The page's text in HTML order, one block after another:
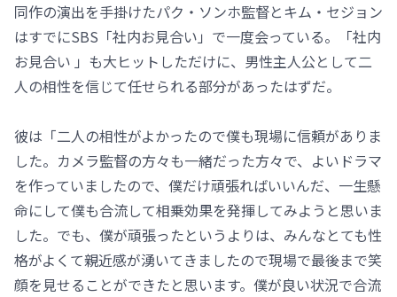
同作の演出を手掛けたパク・ソンホ監督とキム・セジョン
はすでにSBS「社内お見合い」で一度会っている。「社内
お見合い 」も大ヒットしただけに、男性主人公として二
人の相性を信じて任せられる部分があったはずだ。
彼は「二人の相性がよかったので僕も現場に信頼がありま
した。カメラ監督の方々も一緒だった方々で、よいドラマ
を作っていましたので、僕だけ頑張ればいいんだ、一生懸
命にして僕も合流して相乗効果を発揮してみようと思いま
した。でも、僕が頑張ったというよりは、みんなとても性
格がよくて親近感が湧いてきましたので現場で最後まで笑
顔を見せることができたと思います。僕が良い状況で合流